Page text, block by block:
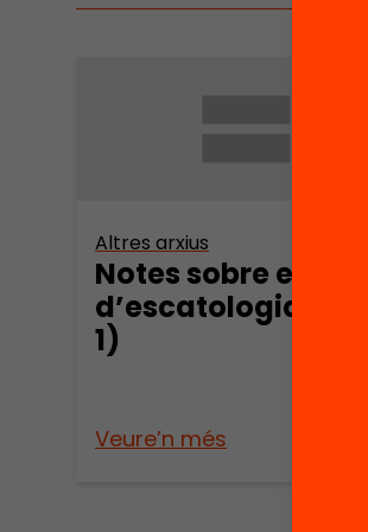
Altres arxius
Notes sobre el curs
d’escatologia (part
1)
Veure’n més